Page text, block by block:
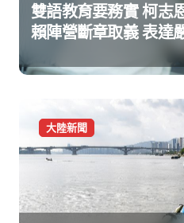
雙語教育要務實 柯志
賴陣營斷章取義 表達
大陸新聞